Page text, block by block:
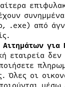
.exe) από
για
εταιρεία
Όλες οι